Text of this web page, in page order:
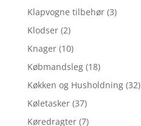
Klapvogne tilbehør (3)
Klodser (2)
Knager (10)
Købmandsleg (18)
Køkken og Husholdning (32)
Køletasker (37)
Køredragter (7)